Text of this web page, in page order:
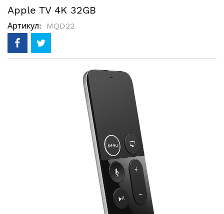
Content
Apple TV 4K 32GB
Артикул MQD22